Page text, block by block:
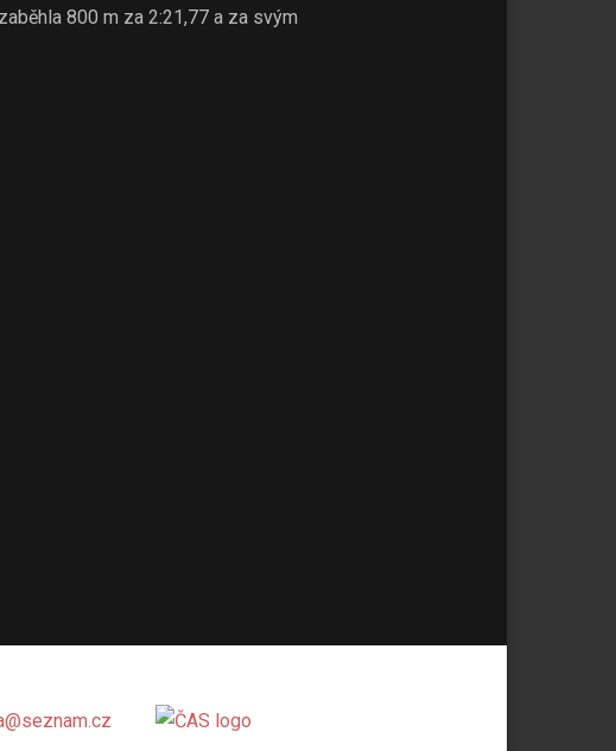
zaběhla 800 m za 2:21,77 a za svým